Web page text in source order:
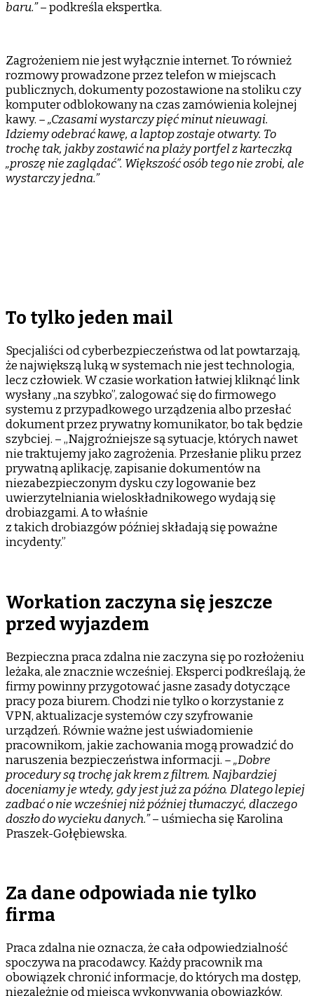
baru.”– podkreśla ekspertka.
Zagrożeniem nie jest wyłącznie internet. To również
rozmowy prowadzone przez telefon w miejscach
publicznych, dokumenty pozostawione na stoliku czy
komputer odblokowany na czas zamówienia kolejnej
kawy. – „Czasami wystarczy pięć minut nieuwagi.
Idziemy odebrać kawę, a laptop zostaje otwarty. To
trochę tak, jakby zostawić na plaży portfel z karteczką
„proszę nie zaglądać”. Większość osób tego nie zrobi, ale
wystarczy jedna.”
To tylko jeden mail
Specjaliści od cyberbezpieczeństwa od lat powtarzają,
że największą luką w systemach nie jest technologia,
lecz człowiek. W czasie workation łatwiej kliknąć link
wysłany „na szybko”, zalogować się do firmowego
systemu z przypadkowego urządzenia albo przesłać
dokument przez prywatny komunikator, bo tak będzie
szybciej. – „Najgroźniejsze są sytuacje, których nawet
nie traktujemy jako zagrożenia. Przesłanie pliku przez
prywatną aplikację, zapisanie dokumentów na
niezabezpieczonym dysku czy logowanie bez
uwierzytelniania wieloskładnikowego wydają się
drobiazgami. A to właśnie
z takich drobiazgów później składają się poważne
incydenty.”
Workation zaczyna się jeszcze
przed wyjazdem
Bezpieczna praca zdalna nie zaczyna się po rozłożeniu
leżaka, ale znacznie wcześniej. Eksperci podkreślają, że
firmy powinny przygotować jasne zasady dotyczące
pracy poza biurem. Chodzi nie tylko o korzystanie z
VPN, aktualizacje systemów czy szyfrowanie
urządzeń. Równie ważne jest uświadomienie
pracownikom, jakie zachowania mogą prowadzić do
naruszenia bezpieczeństwa informacji. – „Dobre
procedury są trochę jak krem z filtrem. Najbardziej
doceniamy je wtedy, gdy jest już za późno. Dlatego lepiej
zadbać o nie wcześniej niż później tłumaczyć, dlaczego
doszło do wycieku danych.”– uśmiecha się Karolina
Praszek-Gołębiewska.
Za dane odpowiada nie tylko
firma
Praca zdalna nie oznacza, że cała odpowiedzialność
spoczywa na pracodawcy. Każdy pracownik ma
obowiązek chronić informacje, do których ma dostęp,
niezależnie od miejsca wykonywania obowiązków.